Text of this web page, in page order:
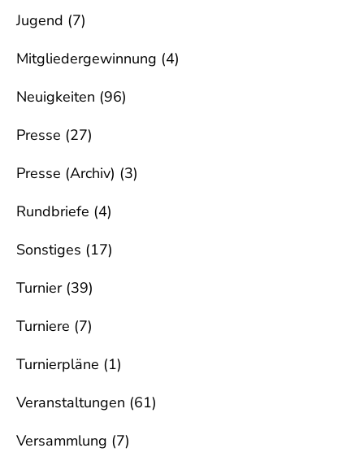
Jugend (7)
Mitgliedergewinnung (4)
Neuigkeiten (96)
Presse (27)
Presse (Archiv) (3)
Rundbriefe (4)
Sonstiges (17)
Turnier(39)
Turniere (7)
Turnierpläne (1)
Veranstaltungen (61)
Versammlung (7)